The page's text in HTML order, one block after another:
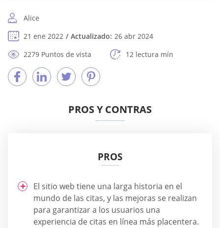
Alice
21 ene 2022
Actualizado: 26 abr 2024
2279 Puntos de vista
12 lectura mín
PROS Y CONTRAS
PROS
El sitio web tiene una larga historia en el
mundo de las citas, y las mejoras se realizan
para garantizar a los usuarios una
experiencia de citas en línea más placentera.